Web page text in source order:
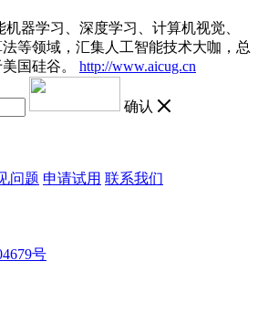
器学习、深度学习、计算机视觉、
等领域，汇集人工智能技术大咖，总
国硅谷。
http://www.aicug.cn
确认
问题 申请试用 联系我们
号